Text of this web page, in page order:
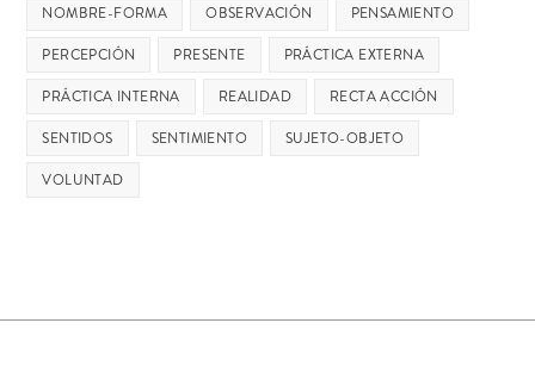
NOMBRE-FORMA
OBSERVACIÓN
PENSAMIENTO
PERCEPCIÓN
PRESENTE
PRÁCTICA EXTERNA
PRÁCTICA INTERNA
REALIDAD
RECTA ACCIÓN
SENTIDOS
SENTIMIENTO
SUJETO-OBJETO
VOLUNTAD